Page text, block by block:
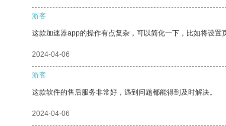
游客
这款加速器app的操作有点复杂，可以简化一下，比如将设置
2024-04-06
游客
这款软件的售后服务非常好，遇到问题都能得到及时解决。
2024-04-06